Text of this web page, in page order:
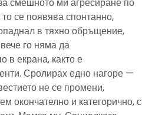
смешното ми агресиране по
се появява спонтанно,
в тяхно обръщение,
го няма да
в екрана, както е
Сролирах едно нагоре —
не се промени,
окончателно и категорично, с